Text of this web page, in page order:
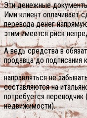
Эти денежные
Ими клиент оплачивает
перевода денег
этим имеется риск
А ведь средства в
продавца до подписания
направляться не
составляются на
потребуется
недвижимости).